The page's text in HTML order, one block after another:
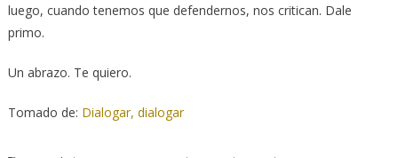
luego, cuando tenemos que defendernos, nos critican. Dale
primo.
Un abrazo. Te quiero.
Tomado de: Dialogar, dialogar